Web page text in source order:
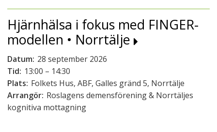
Hjärnhälsa i fokus med FINGER-
modellen • Norrtälje
Datum: 28 september 2026
Tid: 13:00 – 14:30
Plats: Folkets Hus, ABF, Galles gränd 5, Norrtälje
Arrangör: Roslagens demensförening & Norrtäljes
kognitiva mottagning